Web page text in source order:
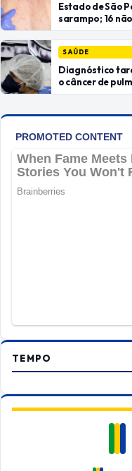
Estado de São
sarampo; 16
SAÚDE
Diagnóstico
o câncer de
TEMPO